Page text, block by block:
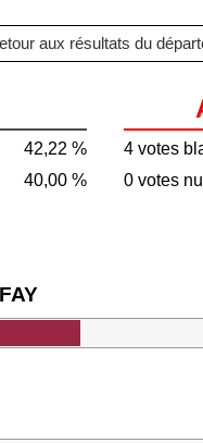
aux résultats du
42,22 %
40,00 %
4 votes
0 votes